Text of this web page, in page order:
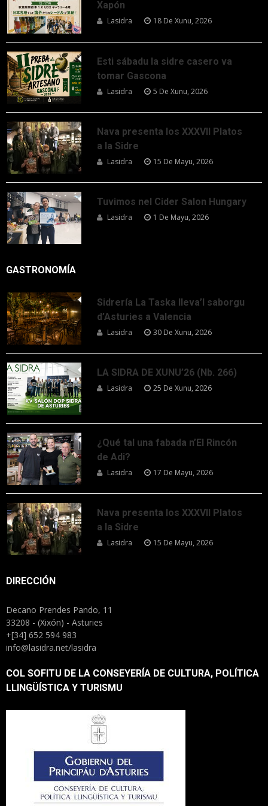
Xapón
Lasidra 18 De Xunu, 2026
Esti sábadu la sidre casero va
tomar Gascona
Lasidra 5 De Xunu, 2026
Nava presenta los XXXVII Platos
a la Sidre
Lasidra 15 De Mayu, 2026
Tuvimos nel Cider Salon Hungary
Lasidra 1 De Mayu, 2026
GASTRONOMÍA
Sidrería La Taska lleva’l saborgu
d’Asturies a Valencia
Lasidra 30 De Xunu, 2026
LA SIDRA DE XUNU’26 (Nb. 266)
Lasidra 25 De Xunu, 2026
¿Qué tal una fabada n’El Rincón
de Adi?
Lasidra 17 De Mayu, 2026
Nava presenta los XXXVII Platos
a la Sidre
Lasidra 15 De Mayu, 2026
DIRECCIÓN
Decano Prendes Pando, 11
33208 - (Xixón) - Asturies
+[34] 652 594 983
info@lasidra.net/lasidra
COL SOFITU DE LA CONSEYERÍA DE CULTURA, POLÍTICA
LLINGÜÍSTICA Y TURISMU